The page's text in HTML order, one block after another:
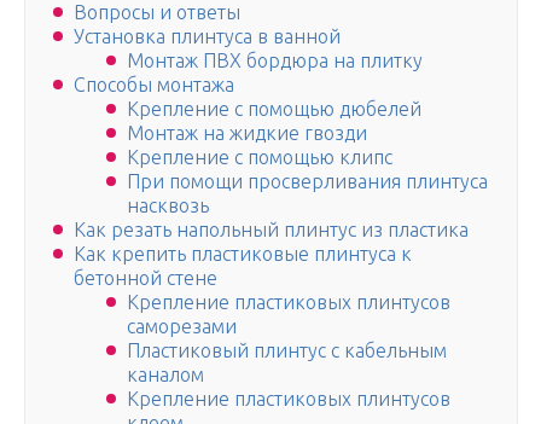
Вопросы и ответы
Установка плинтуса в ванной
Монтаж ПВХ бордюра на плитку
Способы монтажа
Крепление с помощью дюбелей
Монтаж на жидкие гвозди
Крепление с помощью клипс
При помощи просверливания плинтуса
насквозь
Как резать напольный плинтус из пластика
Как крепить пластиковые плинтуса к
бетонной стене
Крепление пластиковых плинтусов
саморезами
Пластиковый плинтус с кабельным
каналом
Крепление пластиковых плинтусов